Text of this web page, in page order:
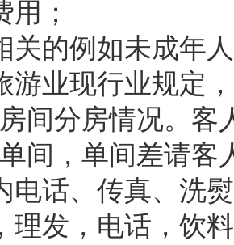
；
关的例如未成年
游业现行业规定
间分房情况。客
间，单间差请客
电话、传真、洗
理发，电话，饮